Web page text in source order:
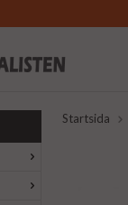
Startsida